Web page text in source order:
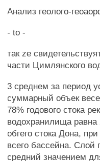
Анализ геолого-
- to -
так ze
части Цимлянского
3 среднем за период
суммарный объек
78% годового стока
водохранилища равна
обгего стока Дона,
всего бассейна. Слой
средний значением